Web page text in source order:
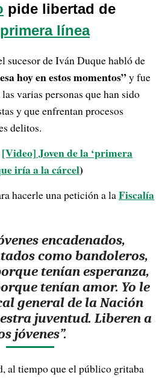
pide libertad de
primera línea
sucesor de Iván Duque habló de
hoy en estos momentos”y fue
varias personas que han sido
y que enfrentan procesos
delitos.
[Video] Joven de la ‘primera
iría a la cárcel)
hacerle una petición a laFiscalía
encadenados,
como bandoleros,
tenían esperanza,
tenían amor. Yo le
general de la Nación
juventud. Liberen a
jóvenes”.
al tiempo que el público gritaba